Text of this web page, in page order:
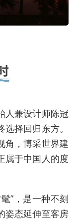
人兼设计师陈冠
择回归东方。
角，博采世界建
属于中国⼈的度
”，是⼀种不刻
姿态延伸至客房